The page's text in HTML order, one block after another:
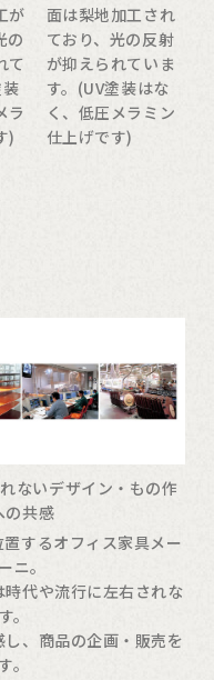
が
の
て
ラ
)
面は梨地加工され
ており、光の反射
が抑えられていま
す。(UV塗装はな
く、低圧メラミン
仕上げです)
いデザイン・もの作
の共感
するオフィス家具メー
ニ。
代や流行に左右されな
。
、商品の企画・販売を
。